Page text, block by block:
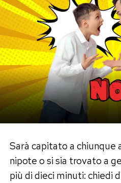
Sarà capitato a chiunque
nipote o si sia trovato a
più di dieci minuti: chiedi